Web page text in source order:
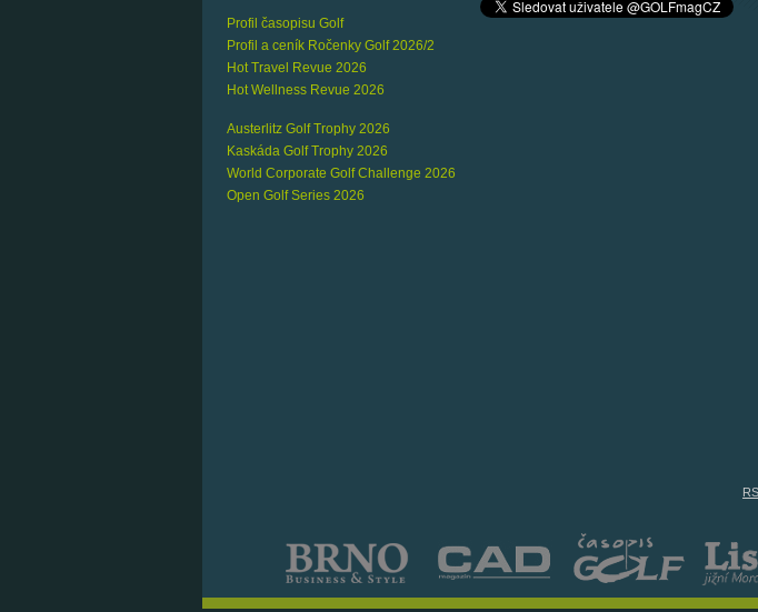
Profil časopisu Golf
Profil a ceník Ročenky Golf 2026/2
Hot Travel Revue 2026
Hot Wellness Revue 2026
Austerlitz Golf Trophy 2026
Kaskáda Golf Trophy 2026
World Corporate Golf Challenge 2026
Open Golf Series 2026